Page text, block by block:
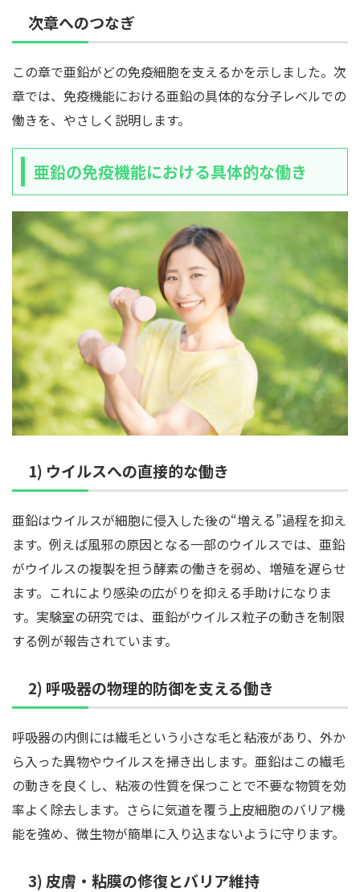
次章へのつなぎ
この章で亜鉛がどの免疫細胞を支えるかを示しました。次
章では、免疫機能における亜鉛の具体的な分子レベルでの
働きを、やさしく説明します。
亜鉛の免疫機能における具体的な働き
1) ウイルスへの直接的な働き
亜鉛はウイルスが細胞に侵入した後の“増える”過程を抑え
ます。例えば風邪の原因となる一部のウイルスでは、亜鉛
がウイルスの複製を担う酵素の働きを弱め、増殖を遅らせ
ます。これにより感染の広がりを抑える手助けになりま
す。実験室の研究では、亜鉛がウイルス粒子の動きを制限
する例が報告されています。
2) 呼吸器の物理的防御を支える働き
呼吸器の内側には繊毛という小さな毛と粘液があり、外か
ら入った異物やウイルスを掃き出します。亜鉛はこの繊毛
の動きを良くし、粘液の性質を保つことで不要な物質を効
率よく除去します。さらに気道を覆う上皮細胞のバリア機
能を強め、微生物が簡単に入り込まないように守ります。
3) 皮膚・粘膜の修復とバリア維持